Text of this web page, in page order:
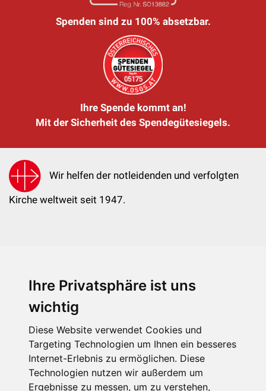
Ihre Privatsphäre ist uns
wichtig
Diese Website verwendet Cookies und
Targeting Technologien um Ihnen ein besseres
Internet-Erlebnis zu ermöglichen. Diese
Technologien nutzen wir außerdem um
Ergebnisse zu messen, um zu verstehen,
Spenden sind zu 100% absetzbar.
Ihre Spende kommt an!
Mit der Sicherheit des Spendegütesiegels.
Wir helfen der notleidenden und verfolgten
Kirche weltweit seit 1947.
KIRCHE IN NOT - Österreich
kin@kircheinnot.at
KIN weltweit